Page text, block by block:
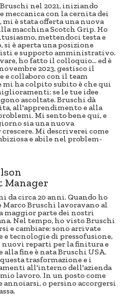
nel 2021, iniziando
meccanica con la cernita dei
mi è stata offerta una nuova
macchina Scotch Grip. Ho
mettendoci testa e
si è aperta una posizione
e supporto amministrativo.
ho fatto il colloquio... ed è
2023, gestisco il
collaboro con il team
mi ha colpito subito è che qui
se le tue idee
ascoltate. Bruschi dà
all'apprendimento e alla
Mi sento bene qui, e
sia una nuova
Mi descriverei come
e abile nel problem-
Manager
da circa 20 anni. Quando ho
Bruschi lavoravano al
maggior parte dei nostri
Nel tempo, ho visto Bruschi
e cambiare: sono arrivate
e tecnologie di pressofusione,
nuovi reparti per la finitura e
alla fine è nata Bruschi USA.
trasformazione e i
all'interno dell'azienda
lavoro. In un posto come
annoiarsi, o persino accorgersi